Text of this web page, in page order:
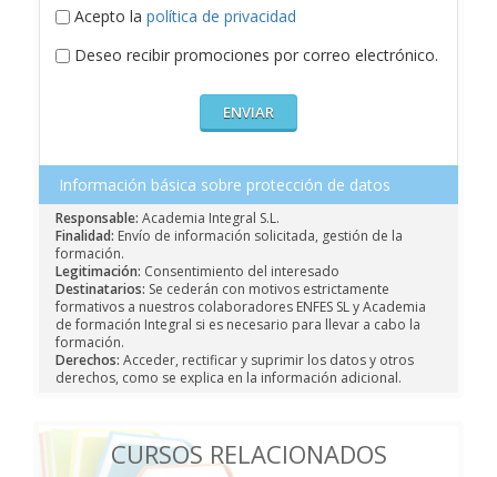
Acepto la política de privacidad
Deseo recibir promociones por correo electrónico.
Información básica sobre protección de datos
Responsable: Academia Integral S.L.
Finalidad: Envío de información solicitada, gestión de la
formación.
Legitimación: Consentimiento del interesado
Destinatarios: Se cederán con motivos estrictamente
formativos a nuestros colaboradores ENFES SL y Academia
de formación Integral si es necesario para llevar a cabo la
formación.
Derechos: Acceder, rectificar y suprimir los datos y otros
derechos, como se explica en la información adicional.
CURSOS RELACIONADOS